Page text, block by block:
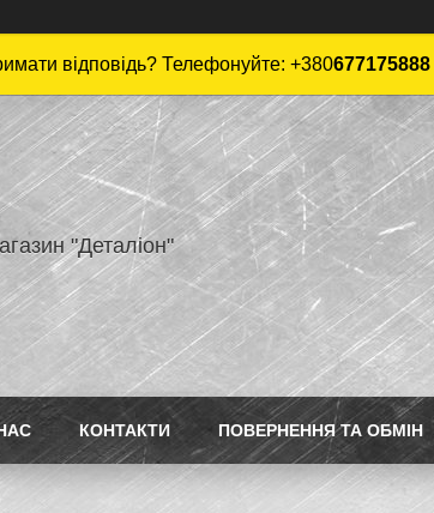
відповідь? Телефонуйте: +380677175888
"Деталіон"
КОНТАКТИ ПОВЕРНЕННЯ ТА ОБМІН